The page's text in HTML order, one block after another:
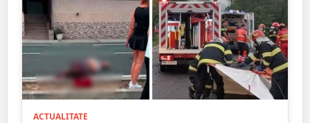
ACTUALITATE